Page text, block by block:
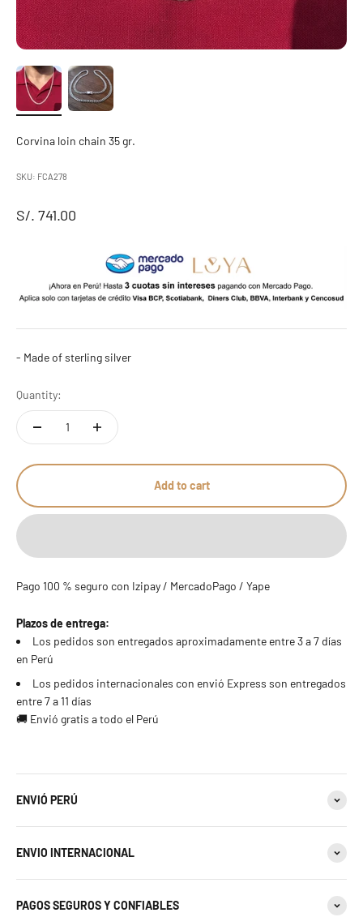
Corvina loin chain 35 gr.
SKU: FCA278
Sale price
S/. 741.00
- Made of sterling silver
Quantity:
Add to cart
Pago 100 % seguro con Izipay / MercadoPago / Yape
Plazos de entrega:
Los pedidos son entregados aproximadamente entre 3 a 7 días
en Perú
Los pedidos internacionales con envió Express son entregados
entre 7 a 11 días
🚚 Envió gratis a todo el Perú
ENVIÓ PERÚ
ENVIO INTERNACIONAL
PAGOS SEGUROS Y CONFIABLES